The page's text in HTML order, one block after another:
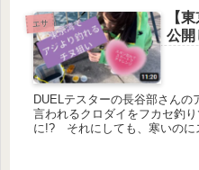
エサ
【
公開
DUELテスターの長谷部さんの
言われるクロダイをフカセ釣
に!? それにしても、寒いのに